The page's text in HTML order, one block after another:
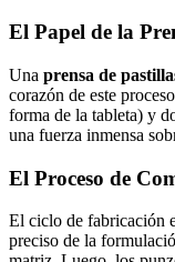
El Papel de la
Una prensa de
corazón de este
forma de la tableta) y
una fuerza inmensa
El Proceso de
El ciclo de fabricación
preciso de la